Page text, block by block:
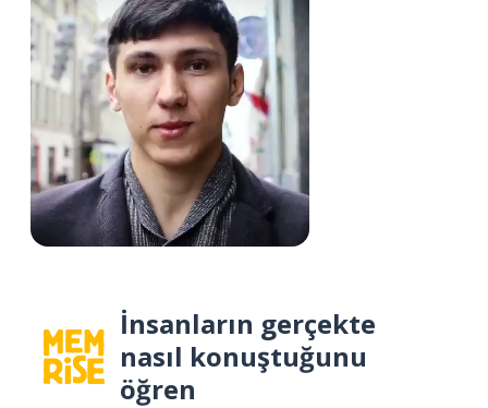
İnsanların gerçekte
nasıl konuştuğunu
öğren